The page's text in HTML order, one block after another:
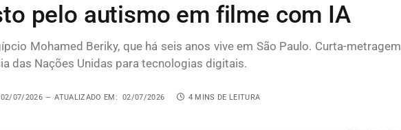
pelo autismo em filme com IA
Mohamed Beriky, que há seis anos vive em São Paulo. Curta-metragem
das Nações Unidas para tecnologias digitais.
02/07/2026 ATUALIZADO EM: 02/07/2026 4 MINS DE LEITURA